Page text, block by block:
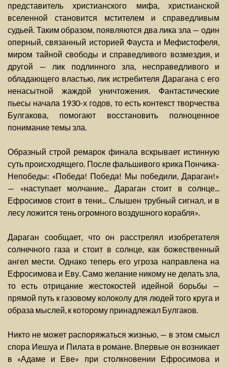
представитель христианского мифа, христианской
вселенной становится мстителем и справедливым
судьей. Таким образом, появляются два лика зла — один
оперный, связанный историей Фауста и Мефистофеля,
миром тайной свободы и справедливого возмездия, и
другой — лик подлинного зла, несправедливого и
обладающего властью, лик истребителя Дарагана с его
ненасытной жаждой уничтожения. Фантастические
пьесы начала 1930-х годов, то есть контекст творчества
Булгакова, помогают восстановить полноценное
понимание темы зла.
Образный строй ремарок финала вскрывает истинную
суть происходящего. После фальшивого крика Пончика-
Непобеды: «Победа! Победа! Мы победили, Дараган!»
— «наступает молчание... Дараган стоит в солнце...
Ефросимов стоит в тени... Слышен трубный сигнал, и в
лесу ложится тень огромного воздушного корабля».
Дараган сообщает, что он расстрелял изобретателя
солнечного газа и стоит в солнце, как божественный
ангел мести. Однако теперь его угроза направлена на
Ефросимова и Еву. Само желание никому не делать зла,
то есть отрицание жестокостей идейной борьбы —
прямой путь к газовому колоколу для людей того круга и
образа мыслей, к которому принадлежал Булгаков.
Никто не может распоряжаться жизнью, — в этом смысл
спора Иешуа и Пилата в романе. Впервые он возникает
в «Адаме и Еве» при столкновении Ефросимова и